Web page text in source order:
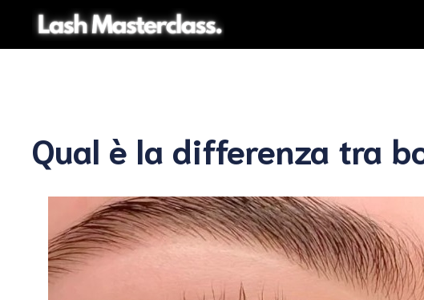
contenuto
Qual è la differenza tra